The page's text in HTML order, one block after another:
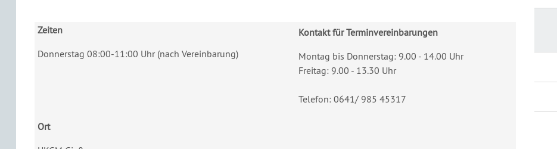
Zeiten
Donnerstag 08:00-11:00 Uhr (nach Vereinbarung)
Kontakt für Terminvereinbarungen
Montag bis Donnerstag: 9.00 - 14.00 Uhr
Freitag: 9.00 - 13.30 Uhr
Telefon: 0641/ 985 45317
Ort